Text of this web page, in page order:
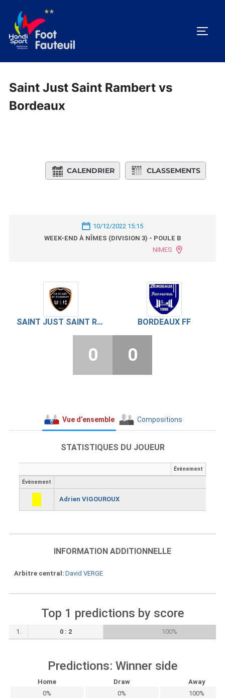
contenu
Saint Just Saint Rambert vs
Bordeaux
CALENDRIER CLASSEMENTS
10/12/2022 15:15
WEEK-END À NÎMES (DIVISION 3) - POULE B
NIMES
SAINT JUST SAINT RAMBERT BORDEAUX FF
0 0
Vue d’ensemble Compositions
STATISTIQUES DU JOUEUR
Évènement
Évènement
Adrien VIGOUROUX
INFORMATION ADDITIONNELLE
Arbitre central David VERGE
Top 1 predictions by score
1. 0 : 2 100%
Predictions: Winner side
Home Draw
Away
0%
0% 100%